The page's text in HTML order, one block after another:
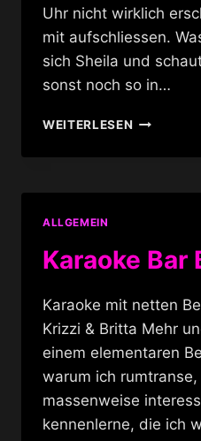
Uhr nicht wirklich
mit aufschliessen.
sich Sheila und
sonst noch so in…
WEITERLESENKARAOKE
ALLGEMEIN
Karaoke Bar
Karaoke mit netten
Krizzi & Britta Mehr
einem elementaren
warum ich
massenweise
kennenlerne, die ich